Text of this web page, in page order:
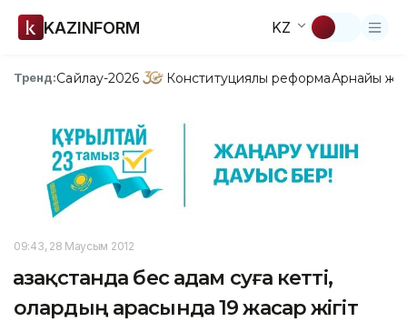
KAZINFORM KZ
Тренд:Сайлау-2026 Конституциялық реформаАрнайы
09:43, 28 Маусым 2012
Қазақстанда бес адам суға кетті,
олардың арасында 19 жасар жігіт